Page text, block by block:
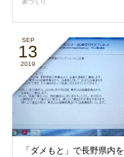
SEP
13
2019
「ダメもと」で長野県内を